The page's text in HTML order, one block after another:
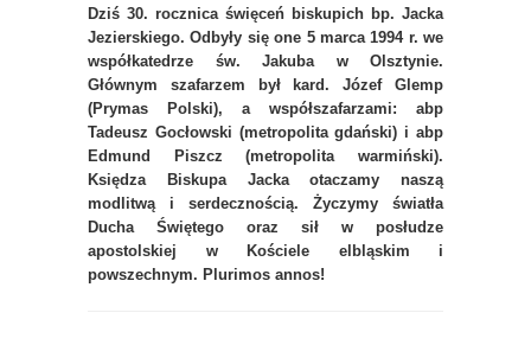
Dziś 30. rocznica święceń biskupich bp. Jacka
Jezierskiego. Odbyły się one 5 marca 1994 r. we
współkatedrze św. Jakuba w Olsztynie.
Głównym szafarzem był kard. Józef Glemp
(Prymas Polski), a współszafarzami: abp
Tadeusz Gocłowski (metropolita gdański) i abp
Edmund Piszcz (metropolita warmiński).
Księdza Biskupa Jacka otaczamy naszą
modlitwą i serdecznością. Życzymy światła
Ducha Świętego oraz sił w posłudze
apostolskiej w Kościele elbląskim i
powszechnym. Plurimos annos!